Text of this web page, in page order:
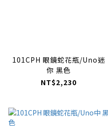
101CPH 眼鏡蛇花瓶/Uno迷
你 黑色
NT$2,230